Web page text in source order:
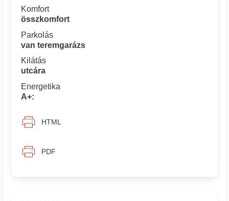
Komfort
összkomfort
Parkolás
van teremgarázs
Kilátás
utcára
Energetika
A+:
HTML
PDF